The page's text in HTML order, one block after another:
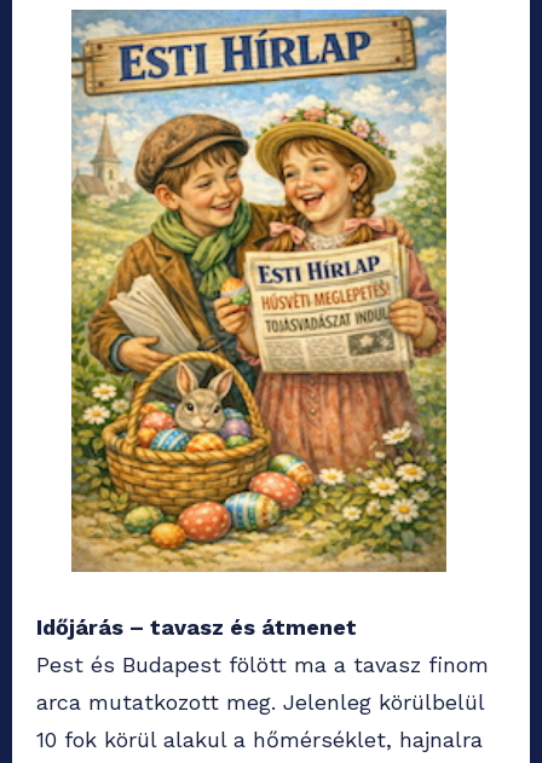
Időjárás – tavasz és átmenet
Pest és Budapest fölött ma a tavasz finom
arca mutatkozott meg. Jelenleg körülbelül
10 fok körül alakul a hőmérséklet, hajnalra